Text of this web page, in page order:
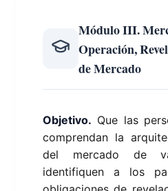
Módulo III.
Operación,
de Mercado
Objetivo. Que las
comprendan la
del mercado de
identifiquen a los